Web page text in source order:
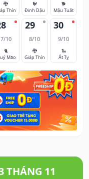
🐉
Thìn
🐓
Đinh Dậu
🐕
Mậu Tuất
7/10
🐈
Mão
29
8/10
🐉
Giáp Thìn
30
9/10
🐍
Ất Tỵ
THÁNG 11